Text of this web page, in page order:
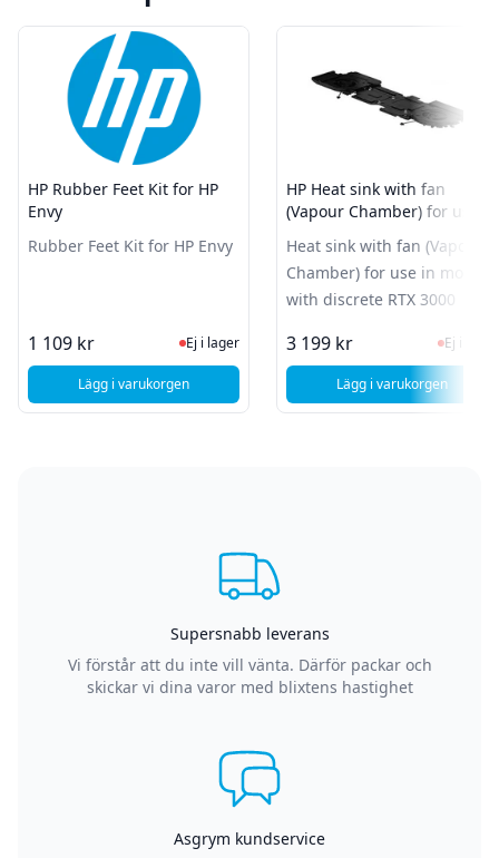
HP Rubber Feet Kit for HP
Envy
Rubber Feet Kit for HP Envy
1 109 kr Ej i lager, besök produktsidan för
Ej i lager
Lägg i varukorgen, HP Rubber Feet Kit for HP Envy
HP Heat sink with fan
(Vapour Chamber) for use in
3000
Heat sink with fan (Vapour
Chamber) for use in models
with discrete RTX 3000
3 199 kr Ej i
Ej i lager
Lägg i varukorgen
, HP Heat sink
Supersnabb leverans
Vi förstår att du inte vill vänta. Därför packar och
skickar vi dina varor med blixtens hastighet
Asgrym kundservice